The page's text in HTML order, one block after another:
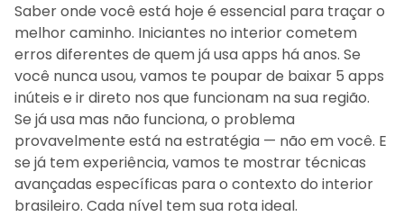
Saber onde você está hoje é essencial para traçar o
melhor caminho. Iniciantes no interior cometem
erros diferentes de quem já usa apps há anos. Se
você nunca usou, vamos te poupar de baixar 5 apps
inúteis e ir direto nos que funcionam na sua região.
Se já usa mas não funciona, o problema
provavelmente está na estratégia — não em você. E
se já tem experiência, vamos te mostrar técnicas
avançadas específicas para o contexto do interior
brasileiro. Cada nível tem sua rota ideal.